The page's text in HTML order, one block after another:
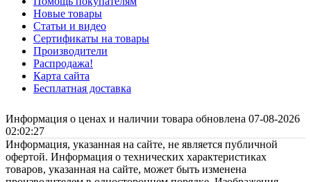
Новые товары
Статьи и видео
Сертификаты на товары
Производители
Распродажа!
Карта сайта
Бесплатная доставка
Информация о ценах и наличии товара обновлена 07-08-2026
02:02:27
Информация, указанная на сайте, не является публичной
офертой. Информация о технических характеристиках
товаров, указанная на сайте, может быть изменена